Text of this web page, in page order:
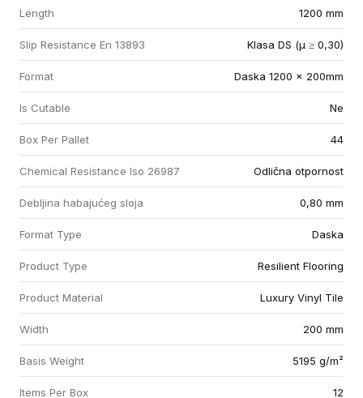
Length 1200 mm
Slip Resistance En 13893 Klasa DS (µ ≥ 0,30)
Format Daska 1200 x 200mm
Is Cutable Ne
Box Per Pallet 44
Chemical Resistance Iso 26987 Odlična otpornost
Debljina habajućeg sloja 0,80 mm
Format Type Daska
Product Type Resilient Flooring
Product Material Luxury Vinyl Tile
Width 200 mm
Basis Weight 5195 g/m²
Items Per Box 12